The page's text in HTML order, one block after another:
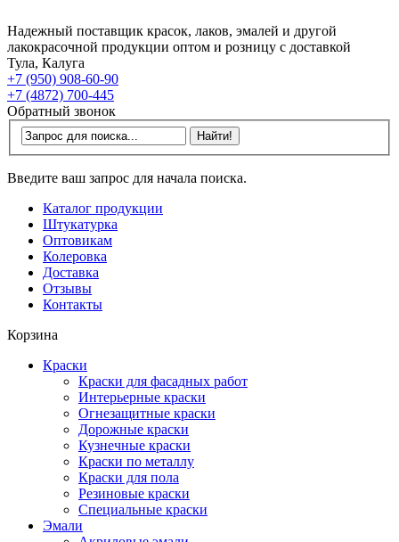
Надежный поставщик красок, лаков, эмалей и другой
лакокрасочной продукции оптом и розницу с доставкой
Тула, Калуга
+7 (950) 908-60-90
+7 (4872) 700-445
Обратный звонок
Введите ваш запрос для начала поиска.
Каталог продукции
Штукатурка
Оптовикам
Колеровка
Доставка
Отзывы
Контакты
Корзина
Краски
Краски для фасадных работ
Интерьерные краски
Огнезащитные краски
Дорожные краски
Кузнечные краски
Краски по металлу
Краски для пола
Резиновые краски
Специальные краски
Эмали